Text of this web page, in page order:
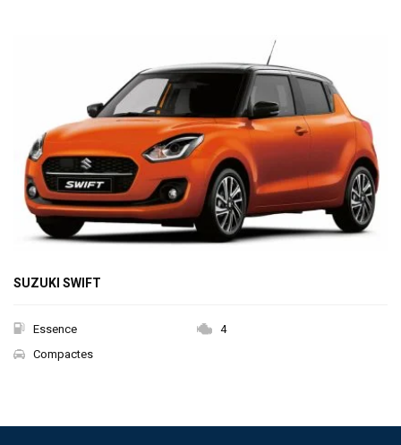
SUZUKI SWIFT
Essence
4
Compactes